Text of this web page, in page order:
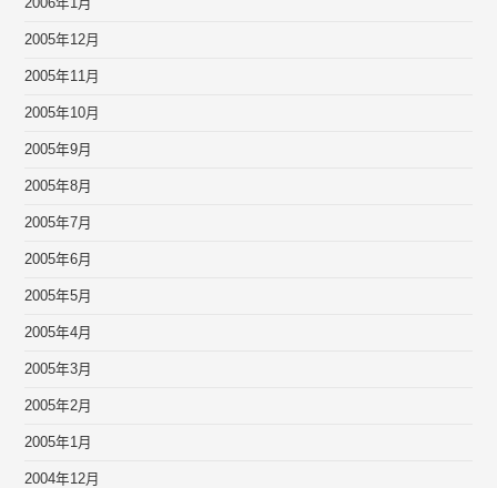
2006年1月
2005年12月
2005年11月
2005年10月
2005年9月
2005年8月
2005年7月
2005年6月
2005年5月
2005年4月
2005年3月
2005年2月
2005年1月
2004年12月